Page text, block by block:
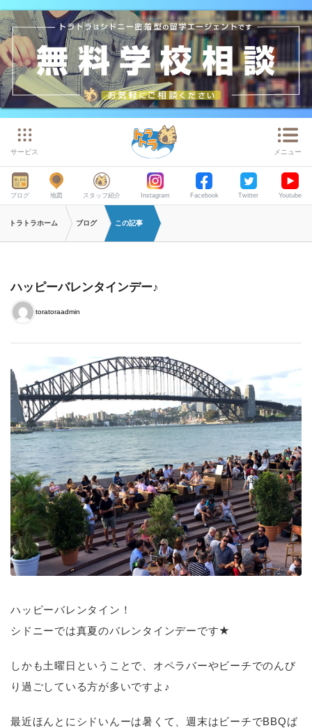
サービス メニュー
ブログ 地図 スタッフ紹介 Instagram Facebook Twitter Youtube
トラトラホーム ブログ この記事
ハッピーバレンタインデー♪
toratoraadmin
ハッピーバレンタイン！
シドニーでは真夏のバレンタインデーです★
しかも土曜日ということで、オペラバーやビーチでのんび
り過ごしている方が多いですよ♪
最近ほんとにシドいんーは暑くて、週末はビーチでBBQば